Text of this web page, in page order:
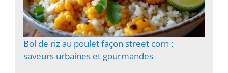
Bol de riz au poulet façon street corn :
saveurs urbaines et gourmandes